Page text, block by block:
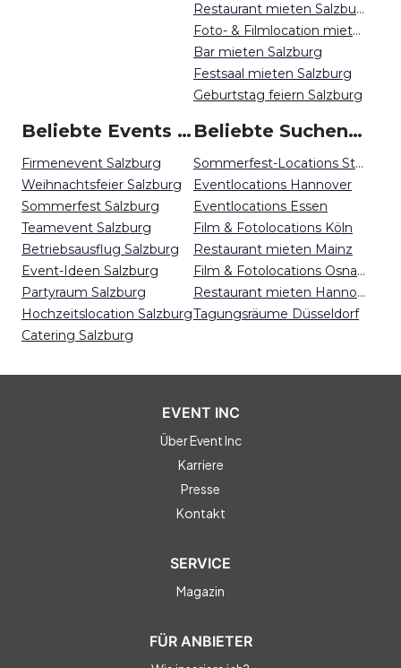
Restaurant mieten Salzburg
Foto- & Filmlocation mieten Salzburg
Bar mieten Salzburg
Festsaal mieten Salzburg
Geburtstag feiern Salzburg
Beliebte Events in Salzburg
Firmenevent Salzburg
Weihnachtsfeier Salzburg
Sommerfest Salzburg
Teamevent Salzburg
Betriebsausflug Salzburg
Event-Ideen Salzburg
Partyraum Salzburg
Hochzeitslocation Salzburg
Catering Salzburg
Beliebte Suchen auf Event Inc
Sommerfest-Locations Stuttgart
Eventlocations Hannover
Eventlocations Essen
Film & Fotolocations Köln
Restaurant mieten Mainz
Film & Fotolocations Osnabrück
Restaurant mieten Hannover
Tagungsräume Düsseldorf
EVENT INC
Über Event Inc
Karriere
Presse
Kontakt
SERVICE
Magazin
FÜR ANBIETER